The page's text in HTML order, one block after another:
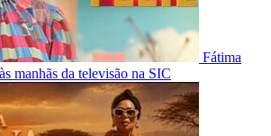
Fátima
manhãs da televisão na SIC